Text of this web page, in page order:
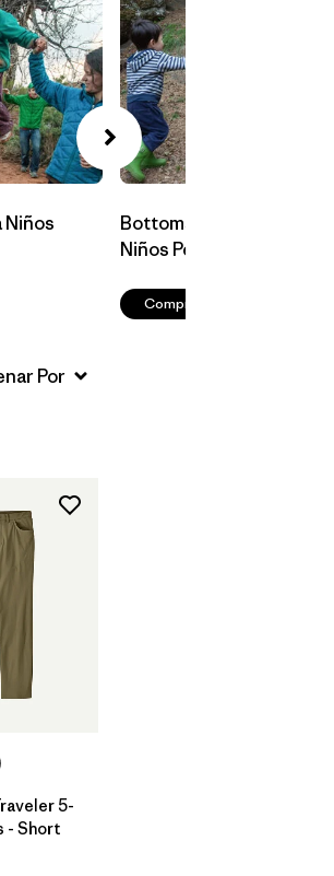
Niños
Bottoms para Bebés y
Niños Pequeños
Comprar
5-
- Short